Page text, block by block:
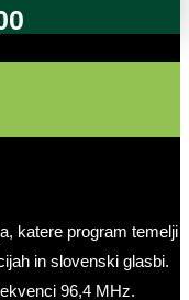
katere program temelji
in slovenski glasbi.
96,4 MHz.